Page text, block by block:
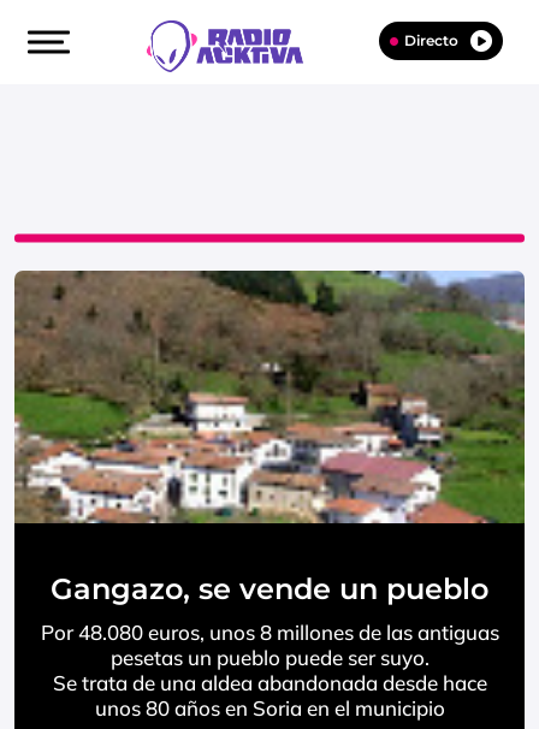
Directo
Gangazo, se vende un pueblo
Por 48.080 euros, unos 8 millones de las antiguas
pesetas un pueblo puede ser suyo.
Se trata de una aldea abandonada desde hace
unos 80 años en Soria en el municipio